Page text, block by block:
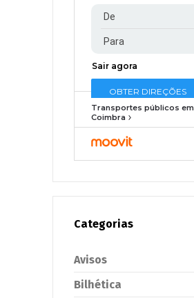
Transportes públicos em
Coimbra
Categorias
Avisos
Bilhética